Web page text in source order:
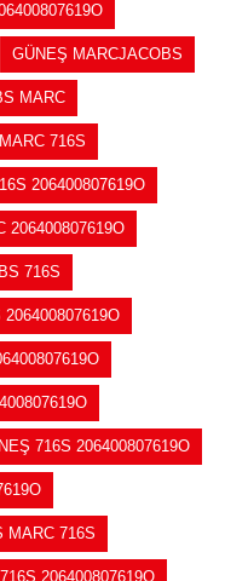
GÜNEŞ MARCJACOBS
MARC
716S
206400807619O
206400807619O
716S
716S 206400807619O
MARC 716S
206400807619O